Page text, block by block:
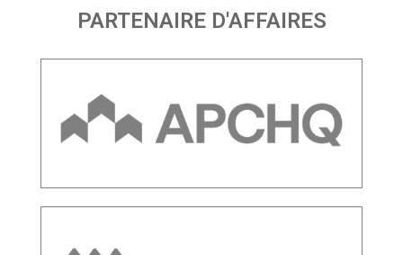
PARTENAIRE D'AFFAIRES